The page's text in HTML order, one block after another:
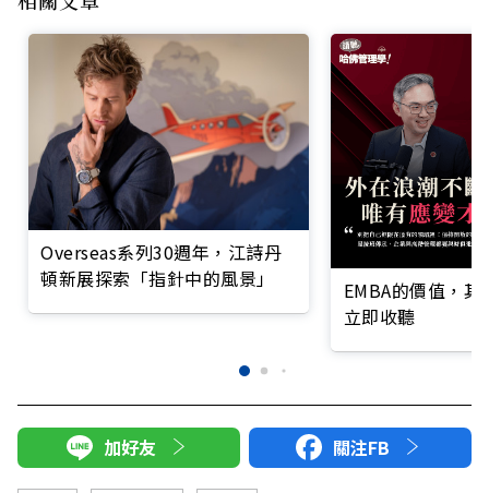
Overseas系列30週年，江詩丹
頓新展探索「指針中的風景」
EMBA的價值，
立即收聽
加好友 關注FB